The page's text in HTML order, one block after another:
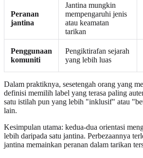
Peranan
jantina
Jantina mungkin
mempengaruhi jenis
atau keamatan
tarikan
Penggunaan
komuniti
Pengiktirafan sejarah
yang lebih luas
Dalam praktiknya, sesetengah orang yang
definisi memilih label yang terasa paling
satu istilah pun yang lebih "inklusif" atau
lain.
Kesimpulan utama: kedua-dua orientasi
lebih daripada satu jantina. Perbezaannya
jantina memainkan peranan dalam tarikan